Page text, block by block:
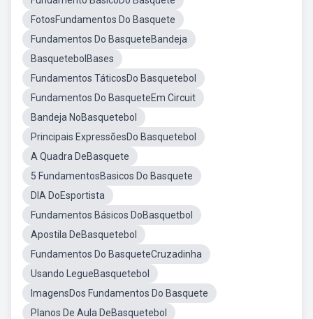
FotosFundamentos Do Basquete
Fundamentos Do BasqueteBandeja
BasquetebolBases
Fundamentos TáticosDo Basquetebol
Fundamentos Do BasqueteEm Circuit
Bandeja NoBasquetebol
Principais ExpressõesDo Basquetebol
A Quadra DeBasquete
5 FundamentosBasicos Do Basquete
DIA DoEsportista
Fundamentos Básicos DoBasquetbol
Apostila DeBasquetebol
Fundamentos Do BasqueteCruzadinha
Usando LegueBasquetebol
ImagensDos Fundamentos Do Basquete
Planos De Aula DeBasquetebol